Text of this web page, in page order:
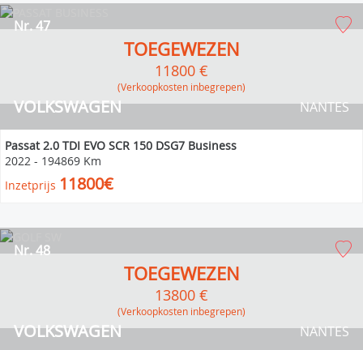
VOLKSWAGEN
Nr. 47
NANTES
TOEGEWEZEN
11800 €
(verkoopkosten inbegrepen)
Passat 2.0 TDI EVO SCR 150 DSG7 Business
2022 - 194869 Km
Inzetprijs 11800€
VOLKSWAGEN
Nr. 48
NANTES
TOEGEWEZEN
13800 €
(verkoopkosten inbegrepen)